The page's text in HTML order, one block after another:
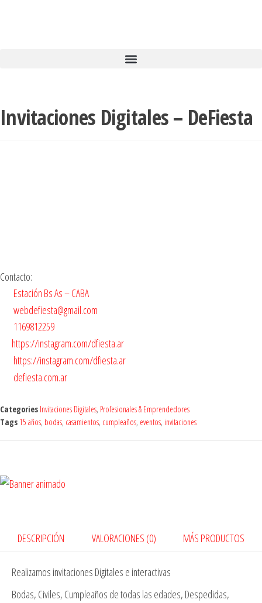
Invitaciones Digitales – DeFiesta
Contacto:
Estación Bs As – CABA
webdefiesta@gmail.com
1169812259
https://instagram.com/dfiesta.ar
https://instagram.com/dfiesta.ar
defiesta.com.ar
Categories Invitaciones Digitales, Profesionales & Emprendedores
Tags 15 años, bodas, casamientos, cumpleaños, eventos, invitaciones
DESCRIPCIÓN VALORACIONES (0) MÁS PRODUCTOS
Realizamos invitaciones Digitales e interactivas
Bodas, Civiles, Cumpleaños de todas las edades, Despedidas,